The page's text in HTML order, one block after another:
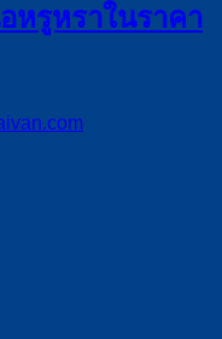
หรูหราในราคา